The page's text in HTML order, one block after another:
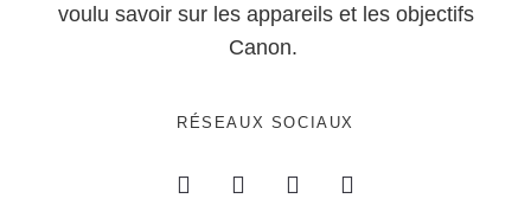
voulu savoir sur les appareils et les objectifs
Canon.
RÉSEAUX SOCIAUX